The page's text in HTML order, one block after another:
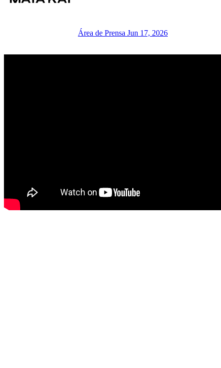
Área de Prensa Jun 17, 2026